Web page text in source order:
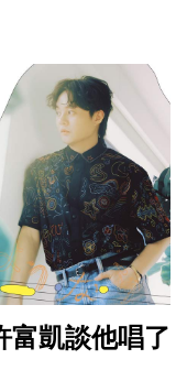
富凱談他唱了